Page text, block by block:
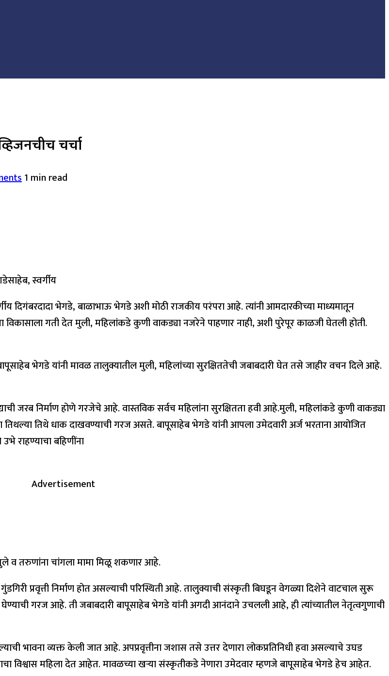
चर्चा
1 min read
स्वर्गीय
दिगंबरदादा भेगडे, बाळाभाऊ भेगडे अशी मोठी राजकीय परंपरा आहे. त्यांनी आमदारकीच्या माध्यमातून
विकासाला गती देत मुली, महिलांकडे कुणी वाकड्या नजरेने पाहणार नाही, अशी पुरेपूर काळजी घेतली होती.
भेगडे यांनी मावळ तालुक्यातील मुली, महिलांच्या सुरक्षिततेची जबाबदारी घेत तसे जाहीर वचन दिले आहे.
जरब निर्माण होणे गरजेचे आहे. वास्तविक सर्वच महिलांना सुरक्षितता हवी आहे.मुली, महिलांकडे कुणी वाकड्या
तिथे धाक दाखवण्याची गरज असते. बापूसाहेब भेगडे यांनी आपला उमेदवारी अर्ज भरताना आयोजित
राहण्याचा बहिणींना
Advertisement
व तरुणांना चांगला मामा मिळू शकणार आहे.
प्रवृत्ती निर्माण होत असल्याची परिस्थिती आहे. तालुक्याची संस्कृती बिघडून वेगळ्या दिशेने वाटचाल सुरू
गरज आहे. ती जबाबदारी बापूसाहेब भेगडे यांनी अगदी आनंदाने उचलली आहे, ही त्यांच्यातील नेतृत्वगुणाची
भावना व्यक्त केली जात आहे. अपप्रवृत्तीना जशास तसे उत्तर देणारा लोकप्रतिनिधी हवा असल्याचे उघड
विश्वास महिला देत आहेत. मावळच्या खऱ्या संस्कृतीकडे नेणारा उमेदवार म्हणजे बापूसाहेब भेगडे हेच आहेत.